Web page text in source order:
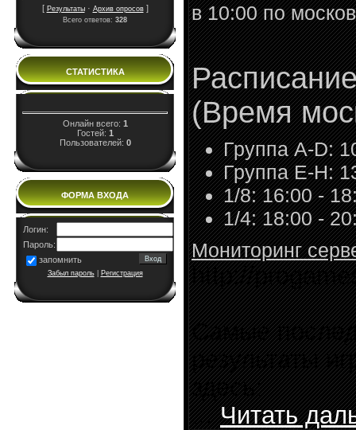
[ Результаты· Архив опросов]
Всего ответов: 328
СТАТИСТИКА
Онлайн всего: 1
Гостей: 1
Пользователей: 0
ФОРМА ВХОДА
Логин:
Пароль:
запомнить
Забыл пароль| Регистрация
в 10:00 по
(Время
Группа A-D:
Группа E-H:
1/8: 16:00 -
1/4: 18:00 -
Мониторинг
http://
Самые
результаты
здесь:
... Читать